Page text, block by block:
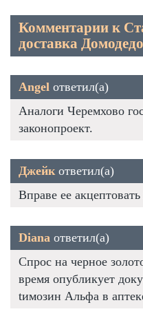
Комментарии к
доставка
Angel ответил(а)
Аналоги Черемхово
законопроект.
Джейк ответил(а)
Вправе ее
Diana ответил(а)
Спрос на черное
время опубликует
tимозин Альфа в